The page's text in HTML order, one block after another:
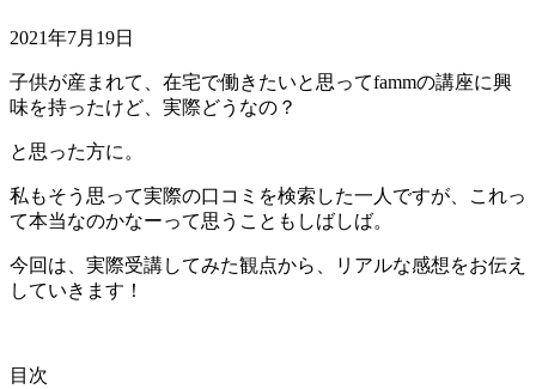
2021年7月19日
子供が産まれて、在宅で働きたいと思ってfammの講座に興
味を持ったけど、実際どうなの？
と思った方に。
私もそう思って実際の口コミを検索した一人ですが、これっ
て本当なのかなーって思うこともしばしば。
今回は、実際受講してみた観点から、リアルな感想をお伝え
していきます！
目次